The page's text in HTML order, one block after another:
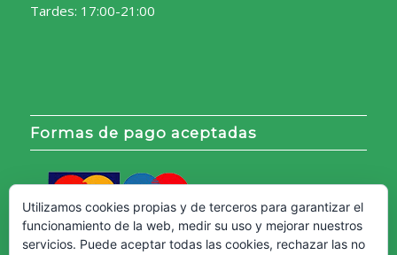
Tardes: 17:00-21:00
Formas de pago aceptadas
Utilizamos cookies propias y de terceros para garantizar el
funcionamiento de la web, medir su uso y mejorar nuestros
servicios. Puede aceptar todas las cookies, rechazar las no